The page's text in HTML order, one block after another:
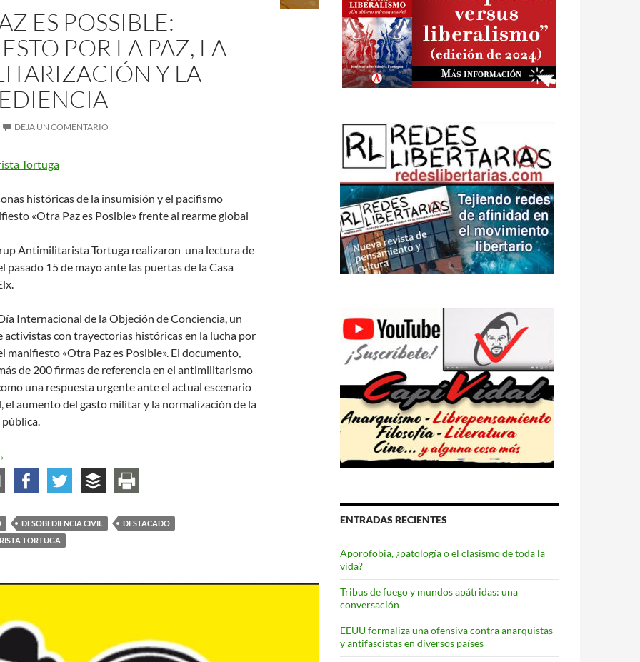
ES POSSIBLE:
POR LA PAZ, LA
Y LA
DEJA UN COMENTARIO
Tortuga
históricas de la insumisión y el pacifismo
«Otra Paz es Posible» frente al rearme global
Antimilitarista Tortuga realizaron una lectura de
pasado 15 de mayo ante las puertas de la Casa
Internacional de la Objeción de Conciencia, un
activistas con trayectorias históricas en la lucha por
manifiesto «Otra Paz es Posible». El documento,
de 200 firmas de referencia en el antimilitarismo
una respuesta urgente ante el actual escenario
el aumento del gasto militar y la normalización de la
pública.
Paz es possible: Manifiesto por la Paz, la Desmilitarización y la Desobediencia
DESOBEDIENCIA CIVIL
DESTACADO
TORTUGA
ENTRADAS RECIENTES
Aporofobia, ¿patología o el clasismo de toda la
vida?
Tribus de fuego y mundos apátridas: una
conversación
EEUU formaliza una ofensiva contra anarquistas
y antifascistas en diversos países